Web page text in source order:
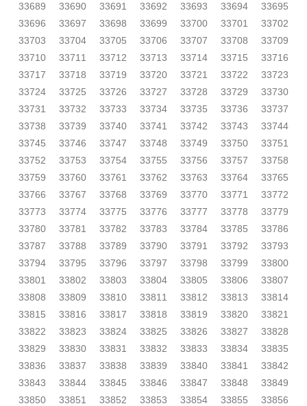
33689
33690 33691 33692 33693 33694
33695
33696
33697 33698 33699 33700 33701
33702
33703
33704 33705 33706 33707 33708
33709
33710
33711 33712 33713 33714 33715
33716
33717
33718 33719 33720 33721 33722
33723
33724
33725 33726 33727 33728 33729
33730
33731
33732 33733 33734 33735 33736
33737
33738
33739 33740 33741 33742 33743
33744
33745
33746 33747 33748 33749 33750
33751
33752
33753 33754 33755 33756 33757
33758
33759
33760 33761 33762 33763 33764
33765
33766
33767 33768 33769 33770 33771
33772
33773
33774 33775 33776 33777 33778
33779
33780
33781 33782 33783 33784 33785
33786
33787
33788 33789 33790 33791 33792
33793
33794
33795 33796 33797 33798 33799
33800
33801
33802 33803 33804 33805 33806
33807
33808
33809 33810 33811 33812 33813
33814
33815
33816 33817 33818 33819 33820
33821
33822
33823 33824 33825 33826 33827
33828
33829
33830 33831 33832 33833 33834
33835
33836
33837 33838 33839 33840 33841
33842
33843
33844 33845 33846 33847 33848
33849
33850
33851 33852 33853 33854 33855
33856